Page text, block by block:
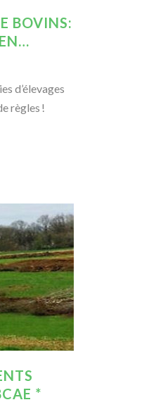
BOVINS:
d’élevages
règles !
*